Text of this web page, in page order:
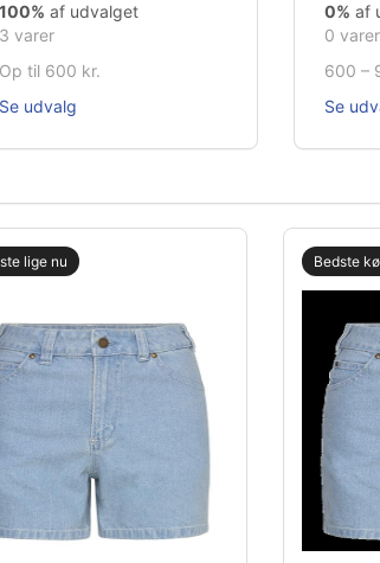
100% af udvalget
3 varer
Op til 600 kr.
Se udvalg
0% af
0 varer
600 –
Se
lige nu Bedste